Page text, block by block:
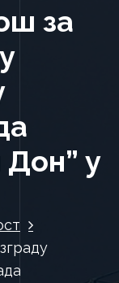
за
у